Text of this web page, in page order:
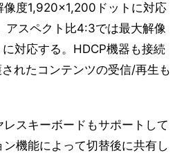
像度1,920×1,200ドットに対応
アスペクト比4:3では最大解像
対応する。HDCP機器も接続
れたコンテンツの受信/再生も
スキーボードもサポートして
機能によって切替後に共有し